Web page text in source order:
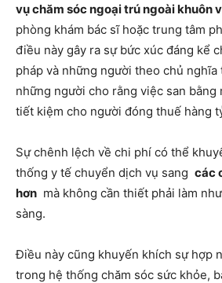
vụ chăm sóc ngoại trú ngoài khuôn
phòng khám bác sĩ hoặc trung tâm
điều này gây ra sự bức xúc đáng kể
pháp và những người theo chủ nghĩa
những người cho rằng việc san bằng
tiết kiệm cho người đóng thuế hàng
Sự chênh lệch về chi phí có thể
thống y tế chuyển dịch vụ sang các
hơn mà không cần thiết phải làm
sàng.
Điều này cũng khuyến khích sự hợp
trong hệ thống chăm sóc sức khỏe,